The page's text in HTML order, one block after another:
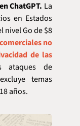
ChatGPT. La
en Estados
nivel Go de $8
comerciales no
de las
ataques de
temas
años.